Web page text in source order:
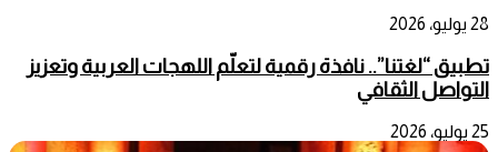
28 يوليو، 2026
تطبيق “لغتنا”.. نافذة رقمية لتعلّم اللهجات العربية وتعزيز
التواصل الثقافي
25 يوليو، 2026